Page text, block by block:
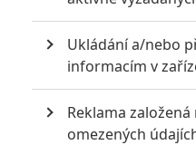
6
8
Ukládání a/nebo
informacím v
Reklama založená
omezených